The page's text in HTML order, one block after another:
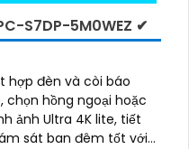
S7DP-5M0WEZ ✔
hợp đèn và còi báo
chọn hồng ngoại hoặc
sát ban đêm tốt với